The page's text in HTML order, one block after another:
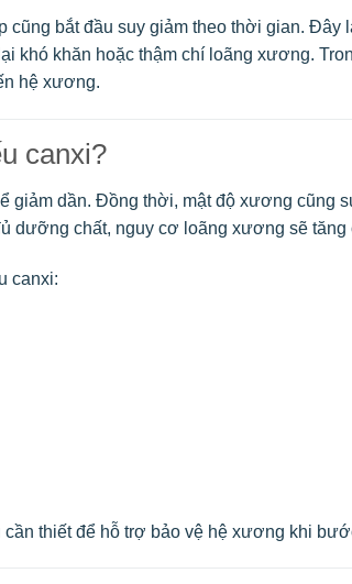
cũng bắt đầu suy giảm theo thời gian.
khăn hoặc thậm chí loãng xương.
hệ xương.
canxi?
giảm dần. Đồng thời, mật độ xương cũng
dưỡng chất, nguy cơ loãng xương sẽ tăng
canxi:
thiết để hỗ trợ bảo vệ hệ xương khi